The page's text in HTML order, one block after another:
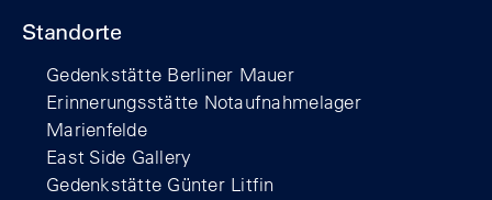
Standorte
Gedenkstätte Berliner Mauer
Erinnerungsstätte Notaufnahmelager
Marienfelde
East Side Gallery
Gedenkstätte Günter Litfin